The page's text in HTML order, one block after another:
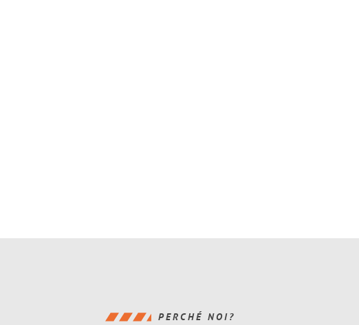
PERCHÉ NOI?